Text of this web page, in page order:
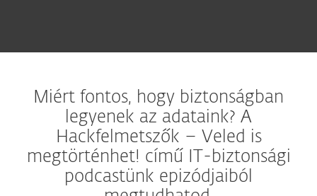
Miért fontos, hogy biztonságban
legyenek az adataink? A
Hackfelmetszők – Veled is
megtörténhet! című IT-biztonsági
podcastünk epizódjaiból